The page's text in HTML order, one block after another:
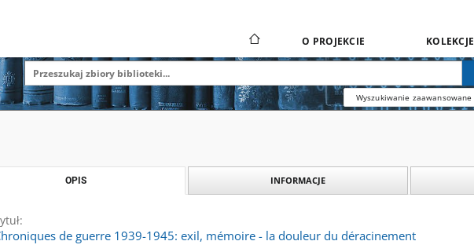
O PROJEKCIE KOLEKCJE
Wyszukiwanie zaawansowane
OPIS INFORMACJE
de guerre 1939-1945: exil, mémoire - la douleur du déracinement